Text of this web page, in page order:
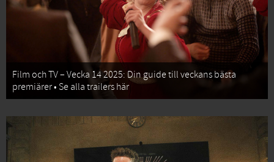
Film och TV – Vecka 14 2025: Din guide till veckans bästa
premiärer • Se alla trailers här